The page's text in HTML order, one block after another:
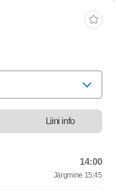
Liini info
Departure
14:00
Järgmine 15:45